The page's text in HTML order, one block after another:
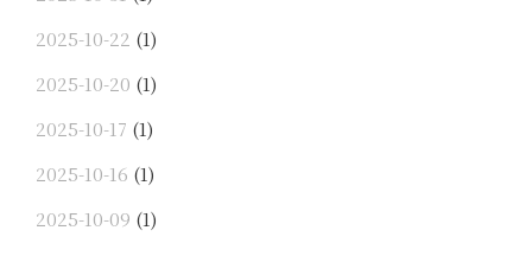
2025-10-22 (1)
2025-10-20 (1)
2025-10-17 (1)
2025-10-16 (1)
2025-10-09 (1)